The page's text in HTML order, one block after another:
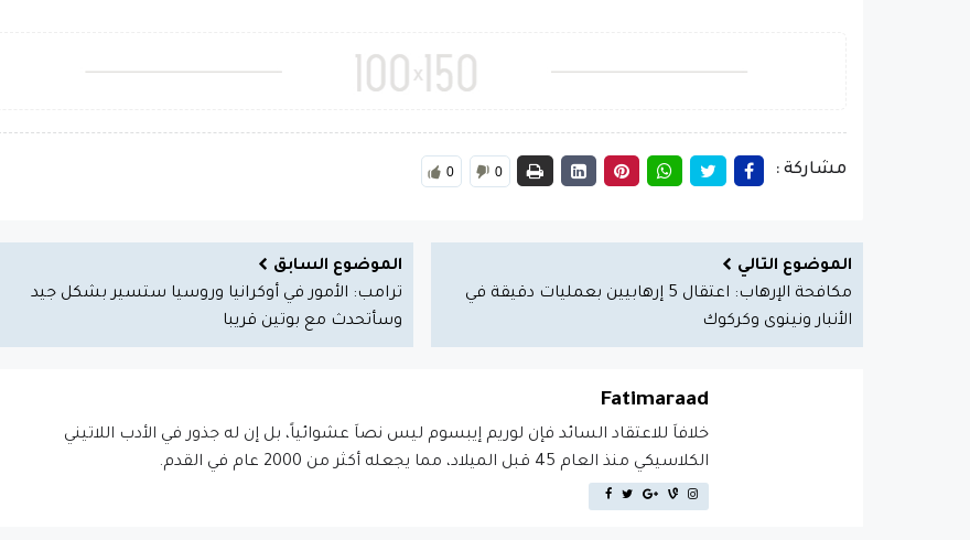
مشاركة : 0 0
الموضوع التالي
مكافحة الإرهاب: اعتقال 5 إرهابيين بعمليات دقيقة في
الأنبار ونينوى وكركوك
الموضوع السابق
ترامب: الأمور في أوكرانيا وروسيا ستسير بشكل جيد
وسأتحدث مع بوتين قريبا
Fatimaraad
خلافاَ للاعتقاد السائد فإن لوريم إيبسوم ليس نصاَ عشوائياً، بل إن له جذور في الأدب اللاتيني
الكلاسيكي منذ العام 45 قبل الميلاد، مما يجعله أكثر من 2000 عام في القدم.